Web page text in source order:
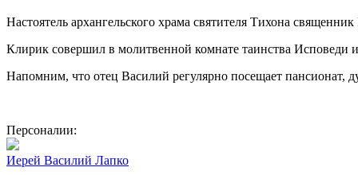
Настоятель архангельского храма святителя Тихона
Клирик совершил в молитвенной комнате таинства Исповеди
Напомним, что отец Василий регулярно посещает пансионат,
Персоналии:
Иерей Василий Лапко